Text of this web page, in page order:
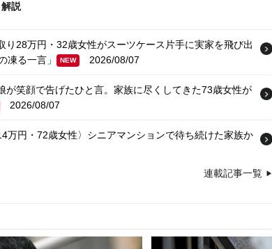
説
り28万円・32歳女性がスーツケース片手に実家を飛び出
凍る一言」
NEW 2026/08/07
が笑顔で告げたひと言。家族に尽くしてきた73歳女性が
2026/08/07
万円・72歳女性〉シニアマンションで待ち続けた家族か
月17万円・74歳男性〉物価高で変わった“当たり前の食
年金月23万円・貯蓄1,600万円〉72歳主婦、孫の来訪
08/06
連載記事一覧